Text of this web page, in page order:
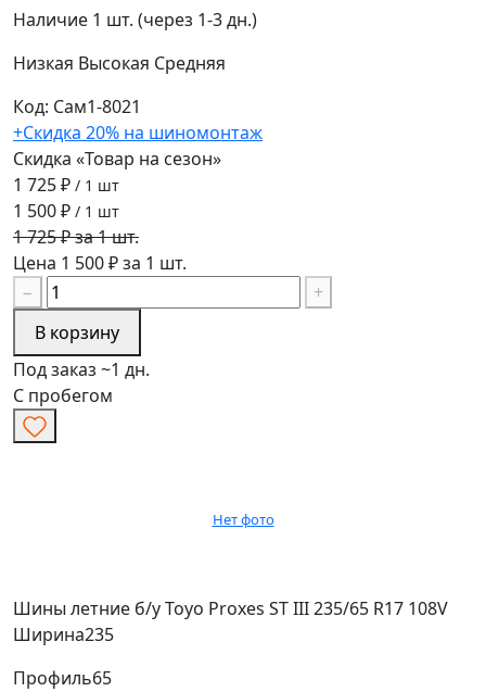
Наличие 1 шт. (через 1-3 дн.)
Низкая Высокая Средняя
Код: Сам1-8021
+Скидка 20% на шиномонтаж
Скидка «Товар на сезон»
1 725 ₽ / 1 шт
1 500 ₽ / 1 шт
1 725 ₽ за 1 шт.
Цена 1 500 ₽ за 1 шт.
−
+
В корзину
Под заказ ~1 дн.
С пробегом
Нет фото
Шины летние б/у Toyo Proxes ST III 235/65 R17 108V
Ширина235
Профиль65